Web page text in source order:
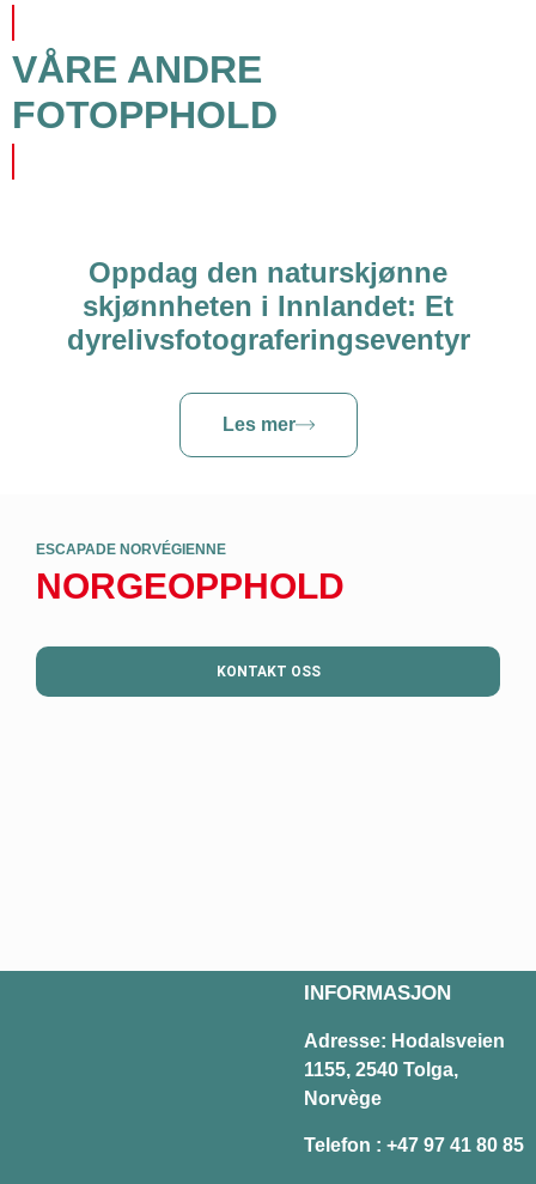
VÅRE ANDRE
FOTOPPHOLD
Oppdag den naturskjønne
skjønnheten i Innlandet: Et
dyrelivsfotograferingseventyr
Les mer
ESCAPADE NORVÉGIENNE
NORGEOPPHOLD
KONTAKT OSS
INFORMASJON
Adresse: Hodalsveien
1155, 2540 Tolga,
Norvège
Telefon : +47 97 41 80 85